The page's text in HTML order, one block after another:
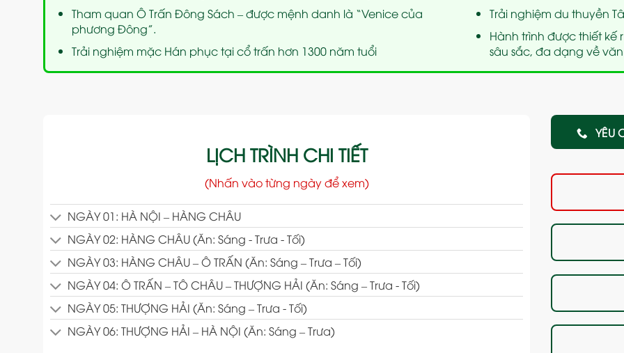
Tham quan Ô Trấn Đông Sách – được mệnh danh là “Venice của
phương Đông”.
Trải nghiệm mặc Hán phục tại cổ trấn hơn 1300 năm tuổi
Trải nghiệm du thuyền
Hành trình được thiết
sâu sắc, đa dạng về
LỊCH TRÌNH CHI TIẾT
(Nhấn vào từng ngày để xem)
NGÀY 01: HÀ NỘI – HÀNG CHÂU
NGÀY 02: HÀNG CHÂU (Ăn: Sáng - Trưa - Tối)
NGÀY 03: HÀNG CHÂU – Ô TRẤN (Ăn: Sáng – Trưa – Tối)
NGÀY 04: Ô TRẤN – TÔ CHÂU – THƯỢNG HẢI (Ăn: Sáng – Trưa - Tối)
NGÀY 05: THƯỢNG HẢI (Ăn: Sáng – Trưa - Tối)
NGÀY 06: THƯỢNG HẢI – HÀ NỘI (Ăn: Sáng – Trưa)
YÊU